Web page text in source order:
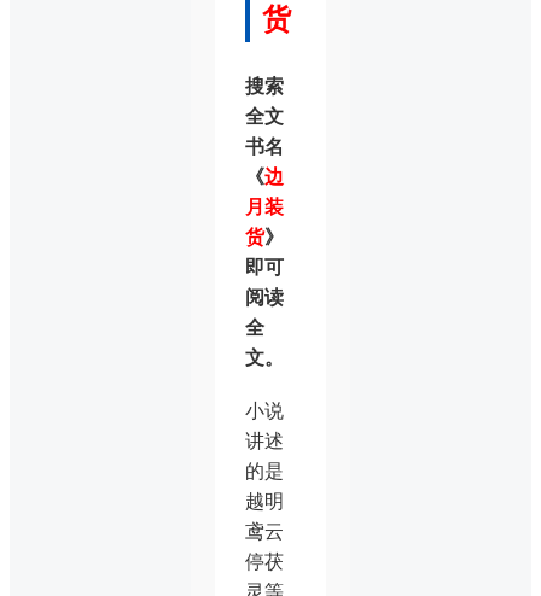
货
搜索
全文
书名
《边
月装
货》
即可
阅读
全
文。
小说
讲述
的是
越明
鸢云
停茯
灵等